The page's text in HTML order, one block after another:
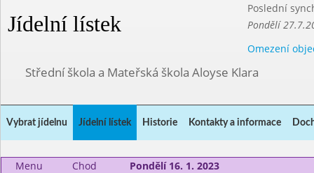
Jídelní lístek
Poslední
Pondělí
Omezení
Střední škola a Mateřská škola Aloyse Klara
Vybrat jídelnu Jídelní lístek Historie Kontakty a informace
Menu Chod
Pondělí 16. 1. 2023